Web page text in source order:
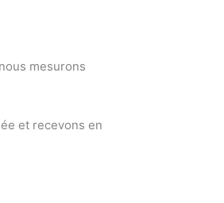
mesurons
et recevons en